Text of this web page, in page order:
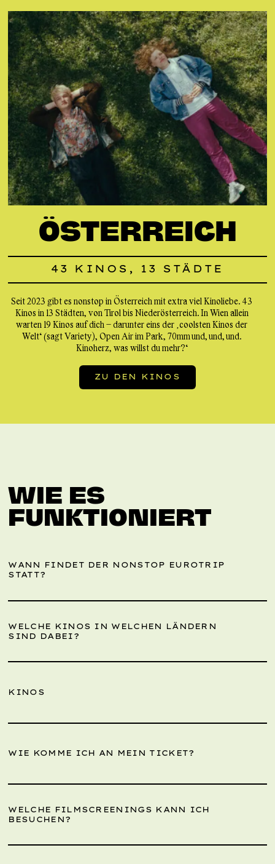
ÖSTERREICH
43 KINOS, 13 STÄDTE
Seit 2023 gibt es nonstop in Österreich mit extra viel Kinoliebe. 43
Kinos in 13 Städten, von Tirol bis Niederösterreich. In Wien allein
warten 19 Kinos auf dich – darunter eins der ‚coolsten Kinos der
Welt‘ (sagt Variety), Open Air im Park, 70mm und, und, und.
Kinoherz, was willst du mehr?“
ZU DEN KINOS
WIE ES
FUNKTIONIERT
WANN FINDET DER NONSTOP EUROTRIP
STATT?
WELCHE KINOS IN WELCHEN LÄNDERN
SIND DABEI?
KINOS
WIE KOMME ICH AN MEIN TICKET?
WELCHE FILMSCREENINGS KANN ICH
BESUCHEN?